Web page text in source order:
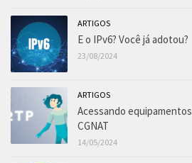
ARTIGOS
E o IPv6? Você já adotou?
23/08/2024
ARTIGOS
Acessando
CGNAT
14/05/2024